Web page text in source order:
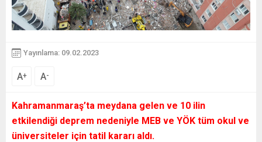
Yayınlama: 09.02.2023
A+ A-
Kahramanmaraş’ta meydana gelen ve 10 ilin
etkilendiği deprem nedeniyle MEB ve YÖK tüm okul ve
üniversiteler için tatil kararı aldı.